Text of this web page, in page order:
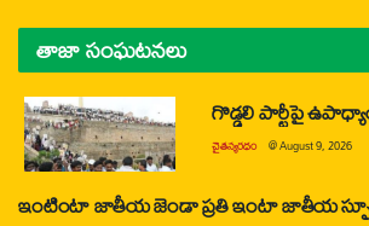
తాజా సంఘటనలు
గొడ్డలి పార్టీపై
చైతన్యరధం @August 9, 2026
ఇంటింటా జాతీయ జెండా ప్రతి ఇంటా జాతీయ